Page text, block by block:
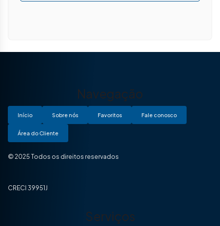
Navegação
Início Sobre nós Favoritos Fale conosco
Área do Cliente
© 2025 Todos os direitos reservados
CRECI 39951J
Serviços